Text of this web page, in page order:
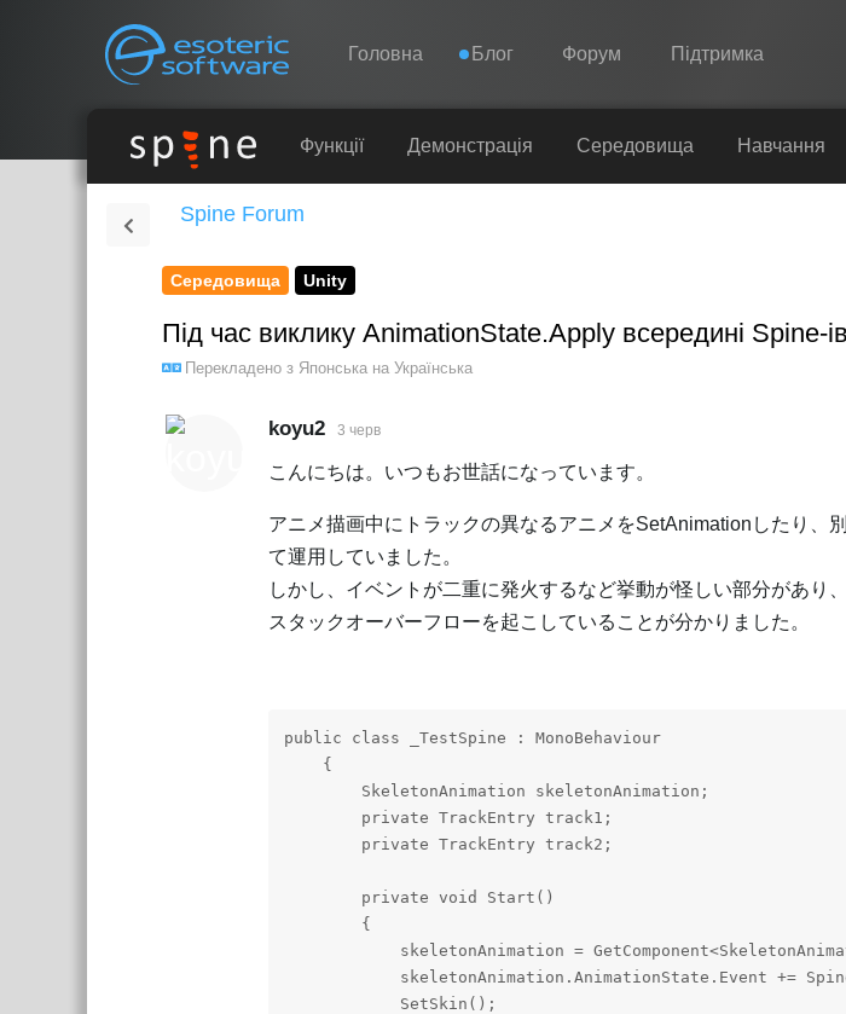
Esoteric Software
Навігація Головна Блог Форум Підтримка
Spine
Навчання
Функції Демонстрація Середовища Навчання
Spine Forum
Середовища Unity
Під час виклику AnimationState.Apply всередині Spine-
Перекладено з Японська на Українська
koyu2 3 черв
こんにちは。いつもお世話になっています。
アニメ描画中にトラックの異なるアニメをSetAnimationしたり、
て運用していました。
しかし、イベントが二重に発火するなど挙動が怪しい部分があり
スタックオーバーフローを起こしていることが分かりました。
public class _TestSpine : MonoBehaviour
    {
        SkeletonAnimation skeletonAnimation;
        private TrackEntry track1;
        private TrackEntry track2;
        private void Start()
        {
skeletonAnimation =
skeletonAnimation.AnimationState.Event +=
            SetSkin();